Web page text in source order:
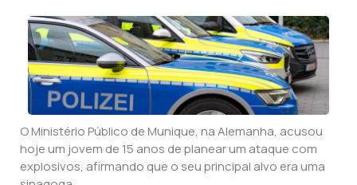
O Ministério Público de Munique, na Alemanha, acusou
hoje um jovem de 15 anos de planear um ataque com
explosivos, afirmando que o seu principal alvo era uma